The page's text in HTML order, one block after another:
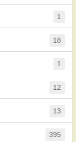
1
18
1
12
13
395